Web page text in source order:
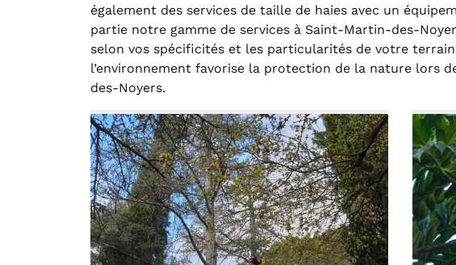
également des services de taille de haies avec un
partie notre gamme de services à Saint-Martin-des-
selon vos spécificités et les particularités de votre
l’environnement favorise la protection de la nature lors
des-Noyers.
Aurélie Bonnet
Le service de
jardin à Var était
exceptionnel. L'équipe
travaillé de manière
et professionnelle,
notre jardin impeccable
prêt pour notre
projet d'aménagement
paysager.